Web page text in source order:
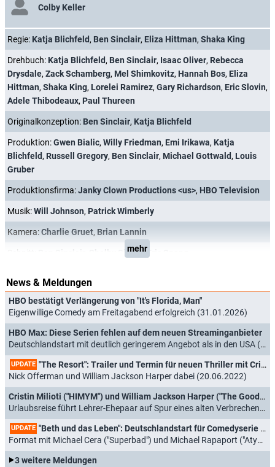
Colby Keller
Regie: Katja Blichfeld, Ben Sinclair, Eliza Hittman, Shaka King
Drehbuch: Katja Blichfeld, Ben Sinclair, Isaac Oliver, Rebecca
Drysdale, Zack Schamberg, Mel Shimkovitz, Hannah Bos, Eliza
Hittman, Shaka King, Lorelei Ramirez, Gary Richardson, Eric Slovin,
Adele Thibodeaux, Paul Thureen
Originalkonzeption: Ben Sinclair, Katja Blichfeld
Produktion:Gwen Bialic, Willy Friedman, Emi Irikawa, Katja
Blichfeld, Russell Gregory, Ben Sinclair, Michael Gottwald, Louis
Gruber
Produktionsfirma:Janky Clown Productions <us>, HBO Television
Musik:Will Johnson, Patrick Wimberly
Kamera:Charlie Gruet, Brian Lannin
Shelby Siegel,
mehr
News & Meldungen
HBO bestätigt Verlängerung von "It's Florida, Man"
Eigenwillige Comedy am Freitagabend erfolgreich (31.01.2026)
HBO Max: Diese Serien fehlen auf dem neuen Streaminganbieter
Deutschlandstart mit deutlich geringerem Angebot als in den USA (20.01.2026)
UPDATE "The Resort": Trailer und Termin für neuen Thriller mit Cristin Milioti ("How I Met Your Mother")
Nick Offerman und William Jackson Harper dabei (20.06.2022)
Cristin Milioti ("HIMYM") und William Jackson Harper ("The Good Place") führen Thriller "The Resort"
Urlaubsreise führt Lehrer-Ehepaar auf Spur eines alten Verbrechens (02.03.2022)
UPDATE "Beth und das Leben": Deutschlandstart für Comedyserie mit Amy Schumer
Format mit Michael Cera ("Superbad") und Michael Rapaport ("Atypical") kommt zu Disney+ (02.02.2022)
3 weitere Meldungen